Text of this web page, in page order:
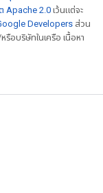
Apache 2.0เว้นแต่จะ
Developers ส่วน
รือบริษัทในเครือ เนื้อหา